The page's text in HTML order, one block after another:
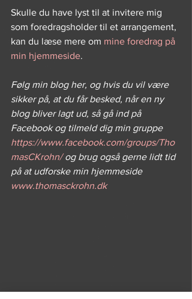
Skulle du have lyst til at invitere mig
som foredragsholder til et arrangement,
kan du læse mere om mine foredrag på
min hjemmeside.
Følg min blog her, og hvis du vil være
sikker på, at du får besked, når en ny
blog bliver lagt ud, så gå ind på
Facebook og tilmeld dig min gruppe
https://www.facebook.com/groups/Tho
masCKrohn/ og brug også gerne lidt tid
på at udforske min hjemmeside
www.thomasckrohn.dk